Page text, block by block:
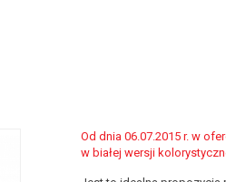
Od dnia 06.07.2015 r. w
w białej wersji